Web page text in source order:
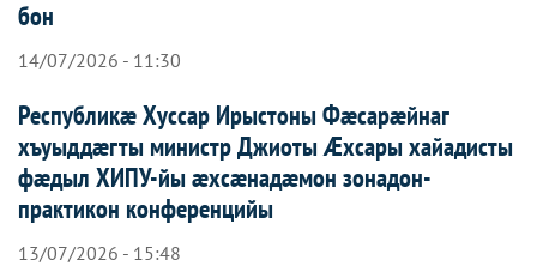
бон
14/07/2026 - 11:30
Республикæ Хуссар Ирыстоны Фæсарæйнаг
хъуыддæгты министр Джиоты Æхсары хайадисты
фæдыл ХИПУ-йы æхсæнадæмон зонадон-
практикон конференцийы
13/07/2026 - 15:48